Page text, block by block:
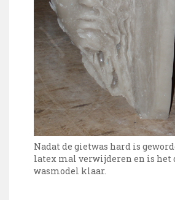
Nadat de gietwas hard is
latex mal verwijderen en is
wasmodel klaar.